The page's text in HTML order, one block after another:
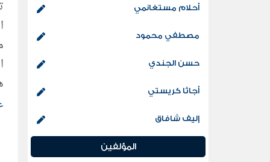
أحلام مستغانمي
مصطفي محمود
حسن الجندي
أجاثا كريستي
إليف شافاق
المؤلفين